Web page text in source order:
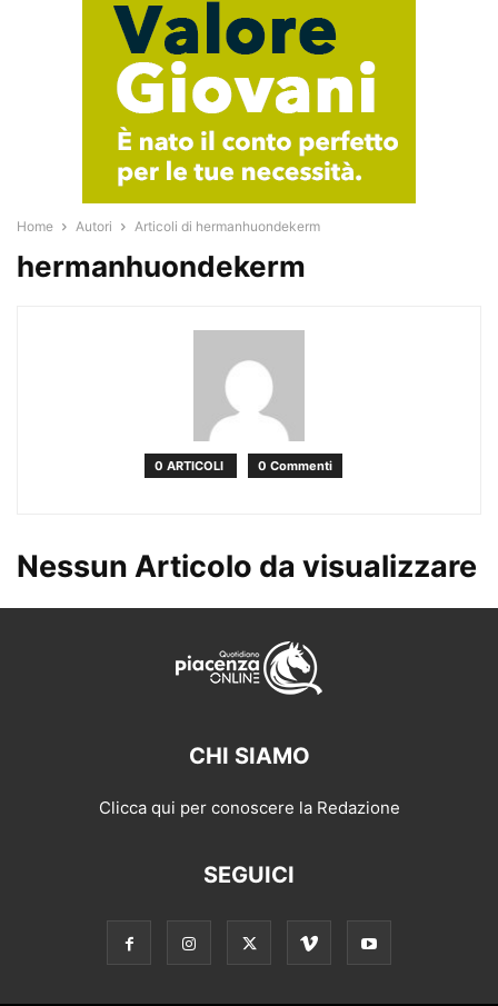
Home Autori Articoli di hermanhuondekerm
hermanhuondekerm
0 ARTICOLI 0 Commenti
Nessun Articolo da visualizzare
CHI SIAMO
Clicca qui per conoscere la Redazione
SEGUICI